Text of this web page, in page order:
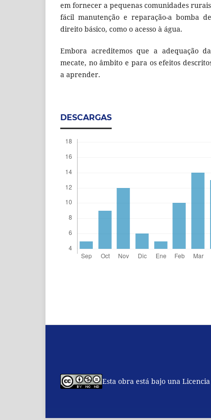
em fornecer a pequenas comunidades
fácil manutenção e reparação-a bomba
direito básico, como o acesso à água.
Embora acreditemos que a adequação
mecate, no âmbito e para os efeitos
a aprender.
DESCARGAS
Esta obra está bajo una